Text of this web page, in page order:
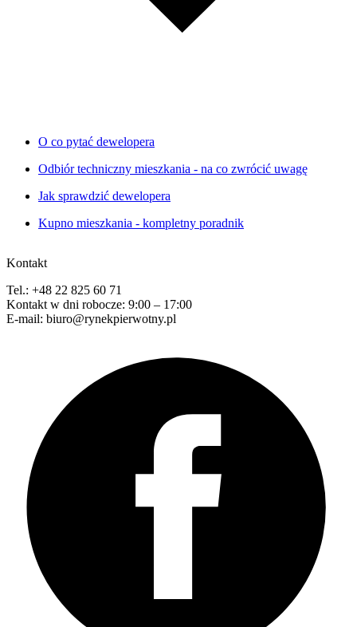
O co pytać dewelopera
Odbiór techniczny mieszkania - na co zwrócić uwagę
Jak sprawdzić dewelopera
Kupno mieszkania - kompletny poradnik
Kontakt
Tel.: +48 22 825 60 71
Kontakt w dni robocze: 9:00 – 17:00
E-mail: biuro@rynekpierwotny.pl